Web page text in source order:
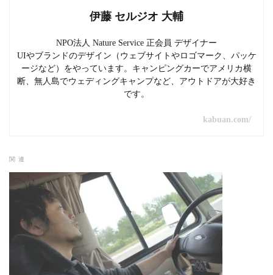
伊藤 セルジオ 大輔
NPO法人 Nature Service 正会員 デザイナー
UIやブランドのデザイン（ウェブサイトやロゴマーク、パッケ
ージなど）をやっています。キャンピングカーでアメリカ横
断、無人島でウェディングキャンプなど、アウトドアが大好き
です。
kabuan.com/
関連